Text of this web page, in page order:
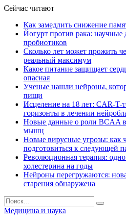
Сейчас читают
Как замедлить снижение
Йогурт против рака: научные
пробиотиков
Сколько лет может прожить
реальный максимум
Какое питание защищает
опасная
Ученые нашли нейроны,
пищи
Исцеление на 18 лет: CAR-T-
горизонты в лечении
Новые данные о роли BCAA в
мышц
Новые вирусные угрозы: как
подготовиться к следующей
Революционная терапия:
холестерина на годы
Нейроны перегружаются:
старения обнаружена
Медицина и наука